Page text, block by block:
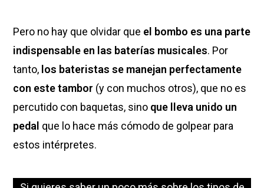
Pero no hay que olvidar que el bombo es una parte
indispensable en las baterías musicales. Por
tanto, los bateristas se manejan perfectamente
con este tambor (y con muchos otros), que no es
percutido con baquetas, sino que lleva unido un
pedal que lo hace más cómodo de golpear para
estos intérpretes.